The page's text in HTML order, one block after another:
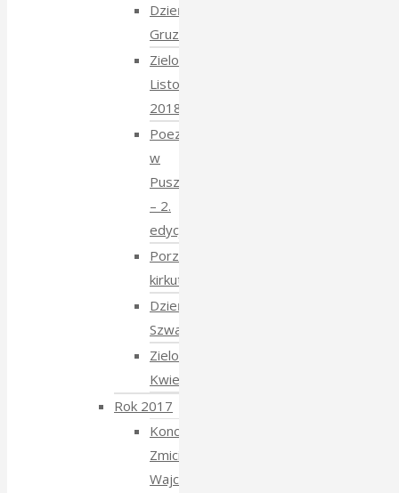
Dzień
Gruziński
Zielony
Listopad
2018
Poezja
w
Puszczy
– 2.
edycja
Porządkowanie
kirkutu
Dzień
Szwajcarski
Zielony
Kwiecień
Rok 2017
Koncert
Zmiciera
Wajciuszkiewicza